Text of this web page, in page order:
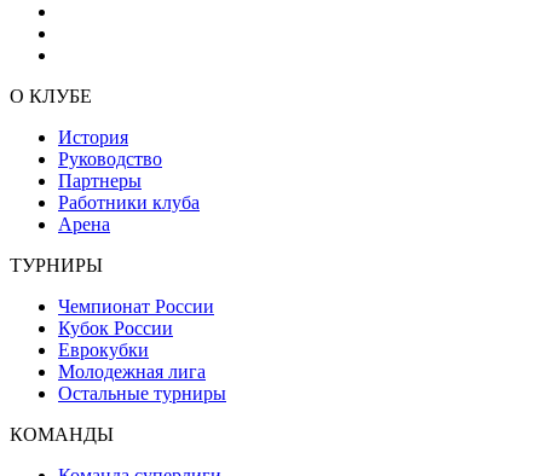
О КЛУБЕ
История
Руководство
Партнеры
Работники клуба
Арена
ТУРНИРЫ
Чемпионат России
Кубок России
Еврокубки
Молодежная лига
Остальные турниры
КОМАНДЫ